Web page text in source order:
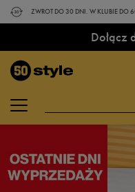
ZWROT DO 30 DNI. W KLUBIE DO
Dołącz